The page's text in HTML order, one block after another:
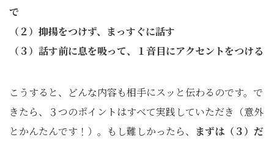
で
（２） 抑揚をつけず、まっすぐに話す
（３） 話す前に息を吸って、１音目にアクセントをつける
こうすると、どんな内容も相手にスッと伝わるのです。で
きたら、３つのポイントはすべて実践していただき（意外
とかんたんです！）。もし難しかったら、 まずは（３）だ